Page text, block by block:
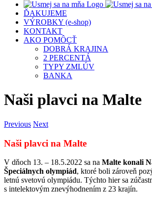
ĎAKUJEME
VÝROBKY (e-shop)
KONTAKT
AKO POMÔCŤ
DOBRÁ KRAJINA
2 PERCENTÁ
TYPY ZMLÚV
BANKA
Naši plavci na Malte
Previous Next
Naši plavci na Malte
V dňoch 13. – 18.5.2022 sa na Malte konali
Špeciálnych olympiád, ktoré boli zároveň
letnú svetovú olympiádu. Týchto hier sa
s intelektovým znevýhodnením z 23 krajín.